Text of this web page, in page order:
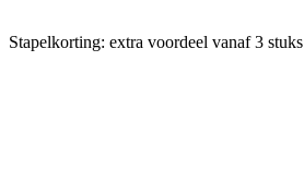
Stapelkorting: extra voordeel vanaf 3 stuks